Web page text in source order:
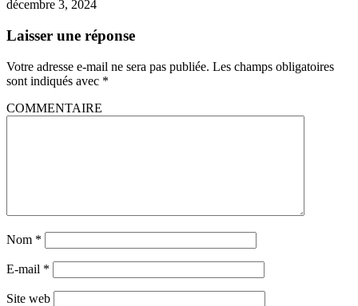
décembre 3, 2024
Laisser une réponse
Votre adresse e-mail ne sera pas publiée. Les champs obligatoires
sont indiqués avec *
COMMENTAIRE
Nom *
E-mail *
Site web